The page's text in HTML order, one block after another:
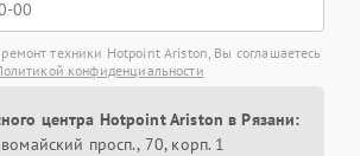
техники Hotpoint Ariston, Вы соглашаетесь
конфиденциальности
центра Hotpoint Ariston в Рязани:
просп., 70, корп. 1